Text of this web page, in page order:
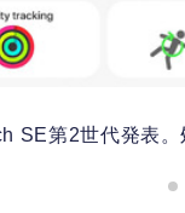
SE第2世代発表